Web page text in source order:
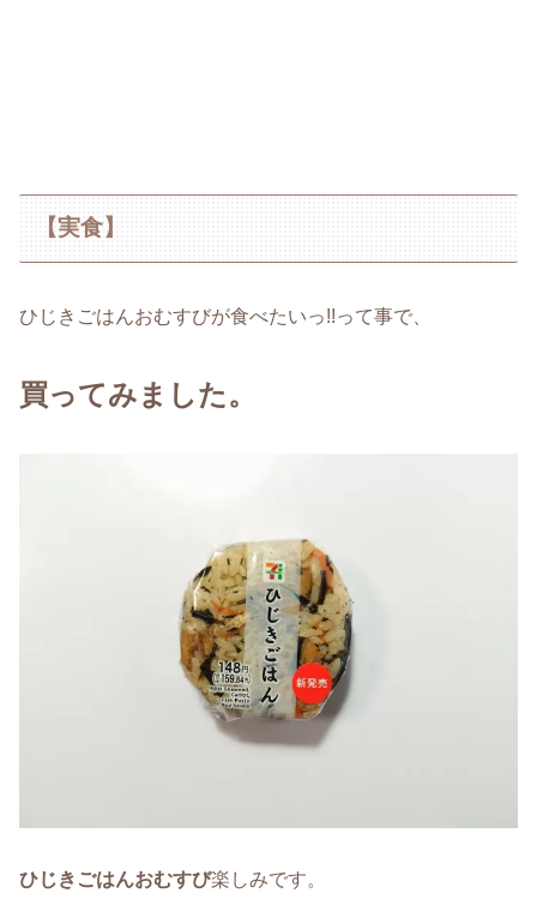
【実食】
ひじきごはんおむすびが食べたいっ!!って事で、
買ってみました。
ひじきごはんおむすび楽しみです。